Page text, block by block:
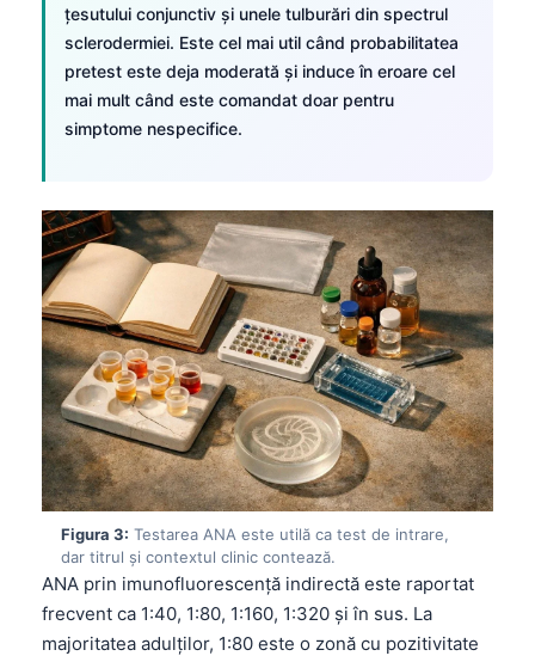
țesutului conjunctiv și unele tulburări din spectrul
sclerodermiei. Este cel mai util când probabilitatea
pretest este deja moderată și induce în eroare cel
mai mult când este comandat doar pentru
simptome nespecifice.
Figura 3: Testarea ANA este utilă ca test de intrare,
dar titrul și contextul clinic contează.
ANA prin imunofluorescență indirectă este raportat
frecvent ca 1:40, 1:80, 1:160, 1:320 și în sus. La
majoritatea adulților, 1:80 este o zonă cu pozitivitate